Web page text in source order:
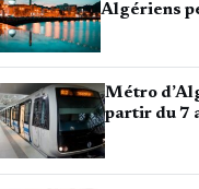
Algériens
Métro
partir du 7